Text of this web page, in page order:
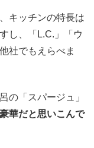
キッチンの特長は
し、「L.C.」「ウ
社でもえらべま
の「スパージュ」
華だと思いこんで